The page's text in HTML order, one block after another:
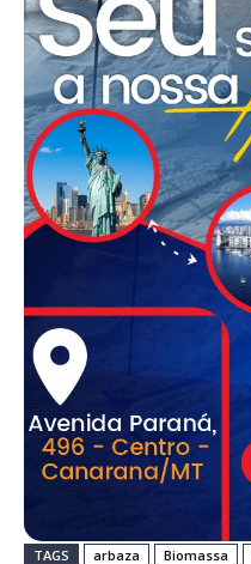
TAGS arbaza Biomassa